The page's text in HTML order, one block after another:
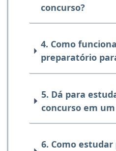
concurso?
4. Como
preparatório
5. Dá para
concurso em
6. Como estudar